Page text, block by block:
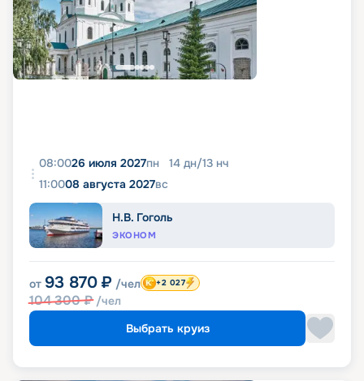
08:0026 июля 2027пн 14 дн/13 нч
11:0008 августа 2027вс
Н.В. Гоголь
ЭКОНОМ
от 93 870 ₽ /чел
104 300₽ /чел
+2 027
Выбрать круиз